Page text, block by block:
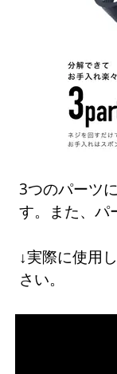
3つのパーツ
す。また、パ
↓実際に使用
さい。